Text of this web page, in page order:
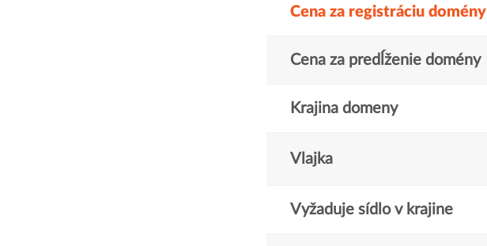
Cena za registráciu domény
Cena za predĺženie domény
Krajina domeny
Vlajka
Vyžaduje sídlo v krajine